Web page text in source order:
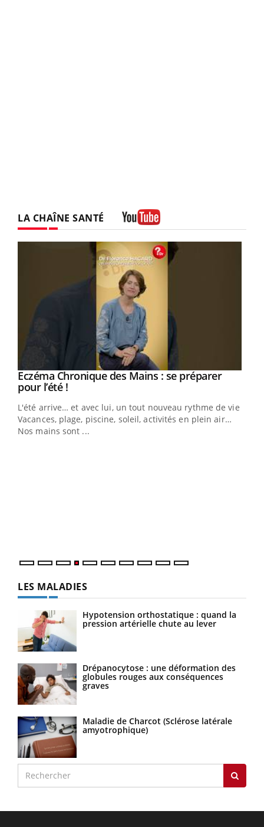
LA CHAÎNE SANTÉ
Youtube
Eczéma Chronique des Mains : se préparer
pour l’été !Youtube
L'été arrive… et avec lui, un tout nouveau rythme de vie !
Vacances, plage, piscine, soleil, activités en plein air…
Nos mains sont ...
LES MALADIES
Hypotension orthostatique : quand la
pression artérielle chute au lever
Drépanocytose : une déformation des
globules rouges aux conséquences
graves
Maladie de Charcot (Sclérose latérale
amyotrophique)